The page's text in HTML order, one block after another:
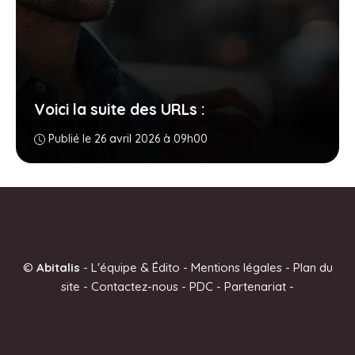
Voici la suite des URLs :
Publié le 26 avril 2026 à 09h00
© Abitalis - L'équipe & Édito - Mentions légales- Plan du
site - Contactez-nous - PDC - Partenariat -